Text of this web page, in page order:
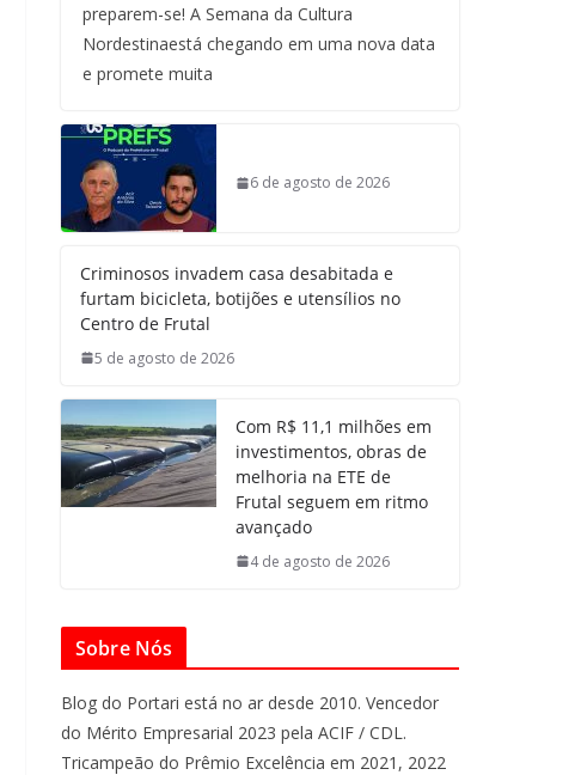
preparem-se! A Semana da Cultura
Nordestinaestá chegando em uma nova data
e promete muita
6 de agosto de 2026
Criminosos invadem casa desabitada e
furtam bicicleta, botijões e utensílios no
Centro de Frutal
5 de agosto de 2026
Com R$ 11,1 milhões em
investimentos, obras de
melhoria na ETE de
Frutal seguem em ritmo
avançado
4 de agosto de 2026
Sobre Nós
Blog do Portari está no ar desde 2010. Vencedor
do Mérito Empresarial 2023 pela ACIF / CDL.
Tricampeão do Prêmio Excelência em 2021, 2022